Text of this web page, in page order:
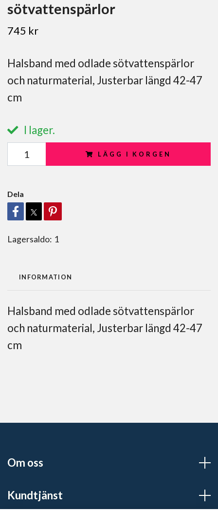
sötvattenspärlor
745 kr
Halsband med odlade sötvattenspärlor
och naturmaterial, Justerbar längd 42-47
cm
I lager.
LÄGG I KORGEN
Dela
Lagersaldo: 1
INFORMATION
Halsband med odlade sötvattenspärlor
och naturmaterial, Justerbar längd 42-47
cm
Om oss
Kundtjänst